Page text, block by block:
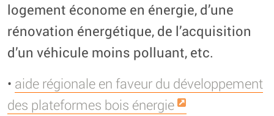
logement économe en énergie, d’une
rénovation énergétique, de l’acquisition
d’un véhicule moins polluant, etc.
• aide régionale en faveur du développement
des plateformes bois énergie